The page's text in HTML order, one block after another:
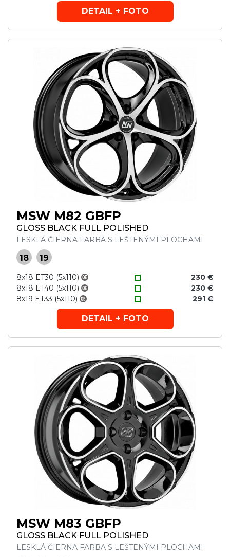
DETAIL + FOTO
MSW M82 GBFP
GLOSS BLACK FULL POLISHED
LESKLÁ ČIERNA FARBA S LEŠTENÝMI PLOCHAMI
18 19
8x18 ET30 (5x110)
230 €
8x18 ET40 (5x110)
230 €
8x19 ET33 (5x110)
291 €
DETAIL + FOTO
MSW M83 GBFP
GLOSS BLACK FULL POLISHED
LESKLÁ ČIERNA FARBA S LEŠTENÝMI PLOCHAMI